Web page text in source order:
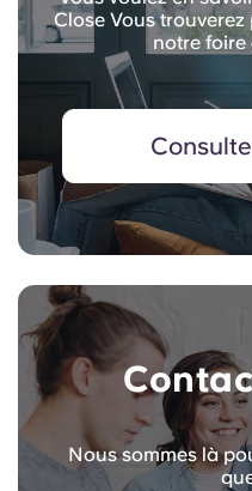
Close Vous
notre foire
Nous sommes là